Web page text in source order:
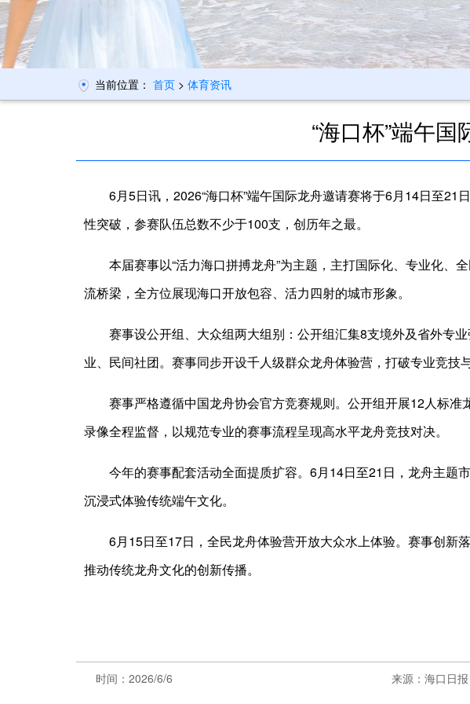
当前位置： 首页 > 体育资讯
“海口杯”端午
6月5日讯，2026“海口杯”端午国际龙舟邀请赛将于6月14日至
性突破，参赛队伍总数不少于100支，创历年之最。
本届赛事以“活力海口拼搏龙舟”为主题，主打国际化、专业化
流桥梁，全方位展现海口开放包容、活力四射的城市形象。
赛事设公开组、大众组两大组别：公开组汇集8支境外及省外专
业、民间社团。赛事同步开设千人级群众龙舟体验营，打破专业竞技
赛事严格遵循中国龙舟协会官方竞赛规则。公开组开展12人标
录像全程监督，以规范专业的赛事流程呈现高水平龙舟竞技对决。
今年的赛事配套活动全面提质扩容。6月14日至21日，龙舟主题
沉浸式体验传统端午文化。
6月15日至17日，全民龙舟体验营开放大众水上体验。赛事创新
推动传统龙舟文化的创新传播。
时间：2026/6/6 来源：海口日报